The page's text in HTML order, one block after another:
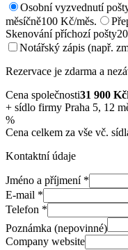
Osobní vyzvednutí
měsíčně100 Kč/měs.
Skenování příchozí pošty
Notářský zápis (např.
Rezervace je zdarma a
Cena společnosti31 900 Kč
+ sídlo firmy Praha 5, 12
%
Cena celkem za vše vč.
Kontaktní údaje
Jméno a příjmení*
E-mail *
Telefon *
Poznámka (nepovinné)
Company website